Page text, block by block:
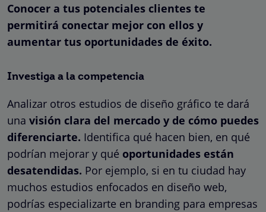
Conocer a tus potenciales clientes te
permitirá conectar mejor con ellos y
aumentar tus oportunidades de éxito.
Investiga a la competencia
Analizar otros estudios de diseño gráfico te dará
una visión clara del mercado y de cómo puedes
diferenciarte. Identifica qué hacen bien, en qué
podrían mejorar y qué oportunidades están
desatendidas. Por ejemplo, si en tu ciudad hay
muchos estudios enfocados en diseño web,
podrías especializarte en branding para empresas